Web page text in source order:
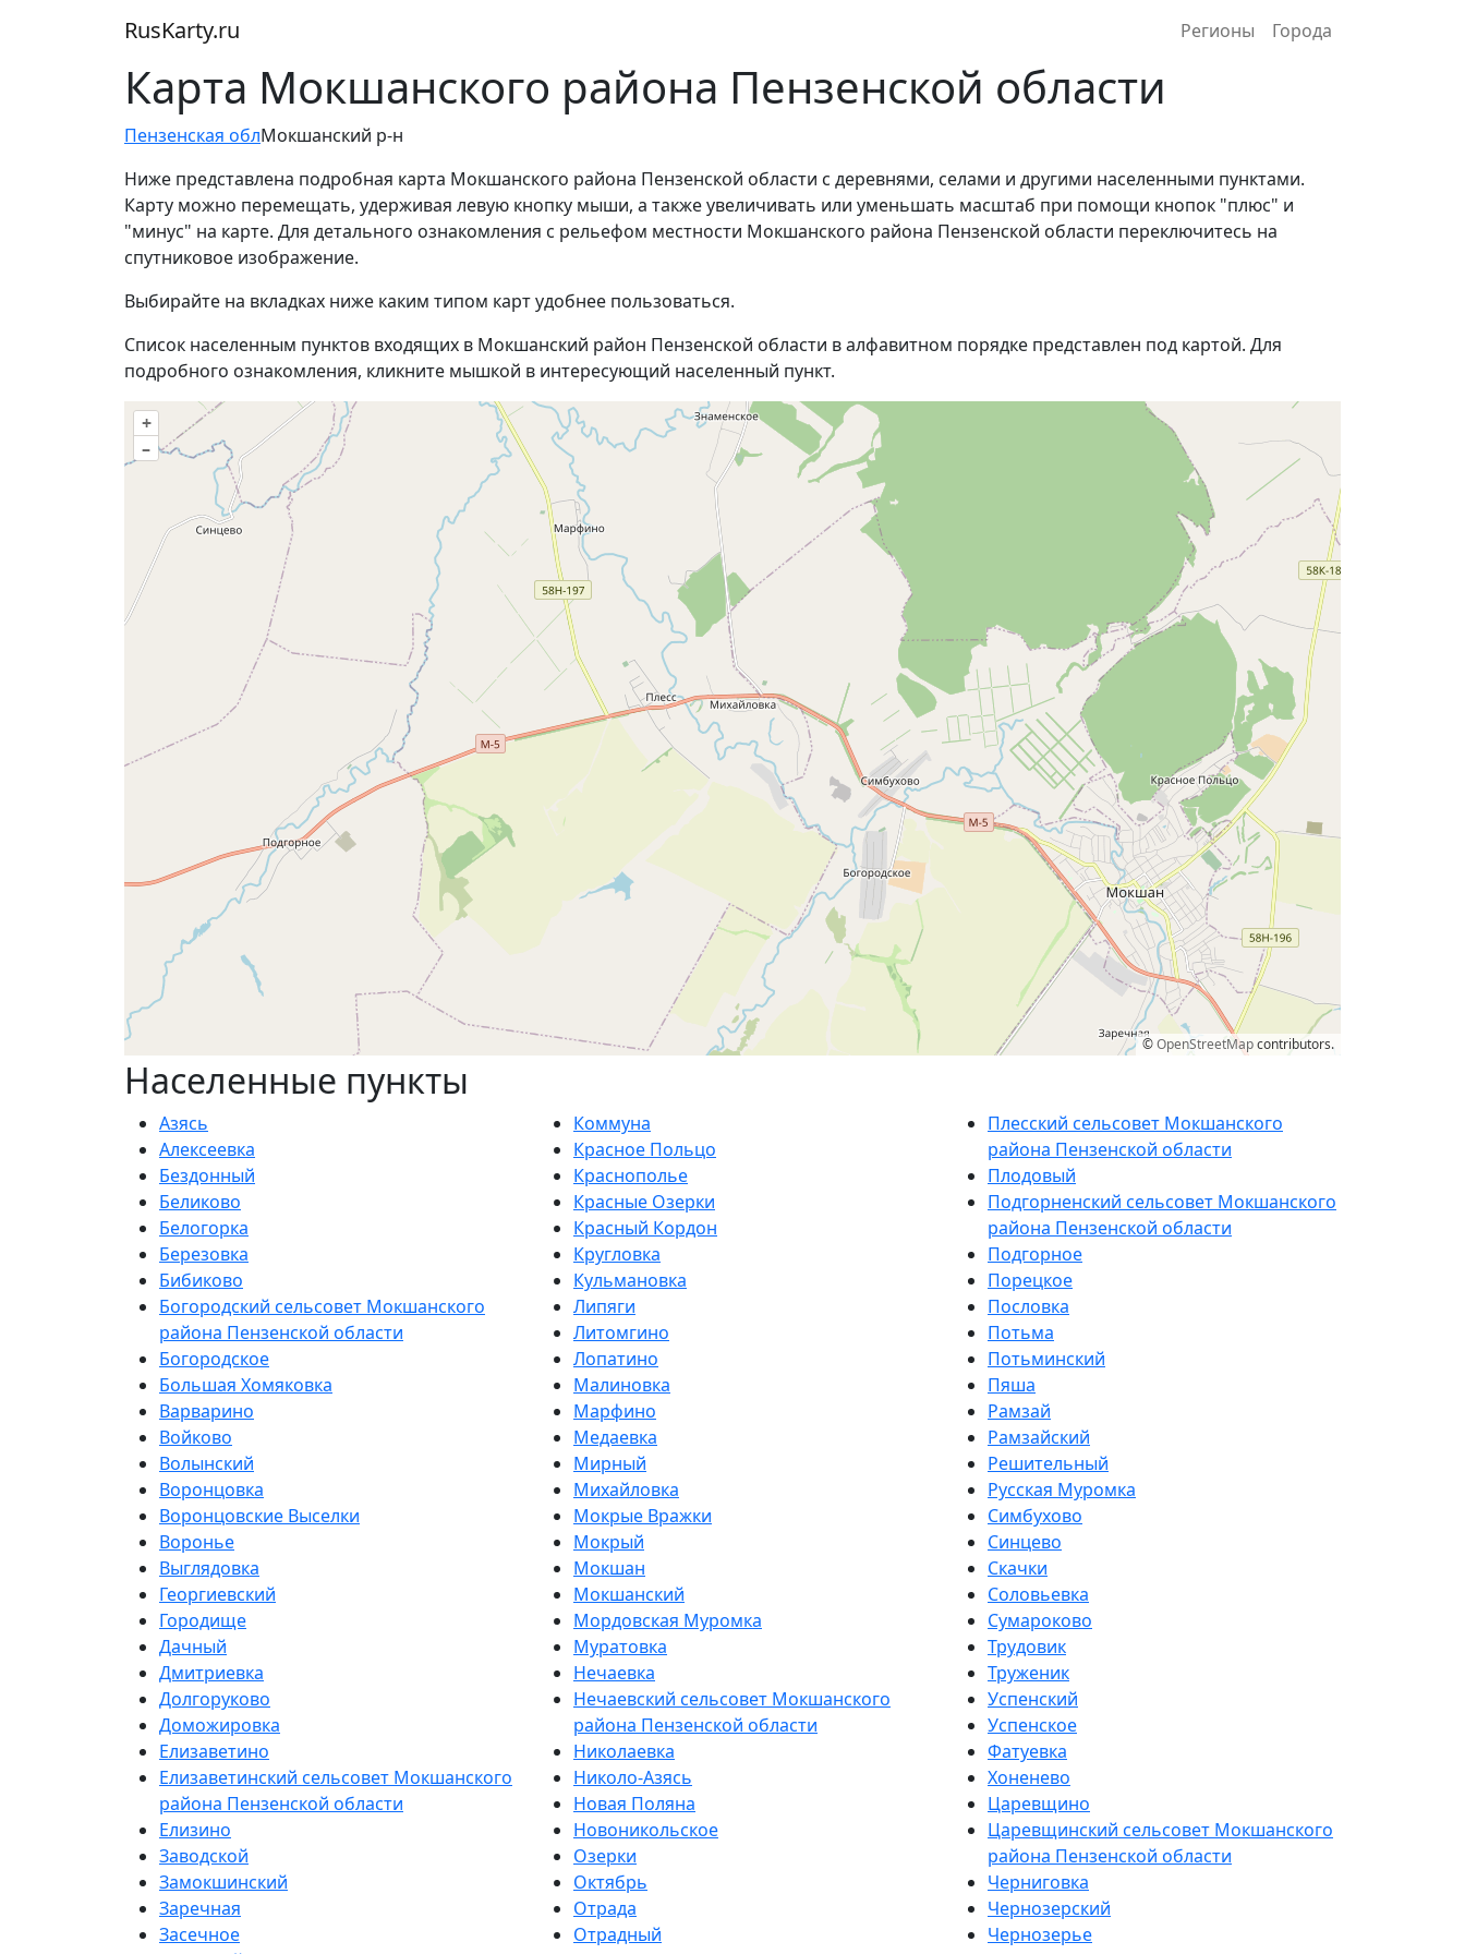
RusKarty.ru Регионы Города
Карта Мокшанского района Пензенской области
Пензенская облМокшанский р-н
Ниже представлена подробная карта Мокшанского района Пензенской области с деревнями, селами и другими населенными пунктами.
Карту можно перемещать, удерживая левую кнопку мыши, а также увеличивать или уменьшать масштаб при помощи кнопок "плюс" и
"минус" на карте. Для детального ознакомления с рельефом местности Мокшанского района Пензенской области переключитесь на
спутниковое изображение.
Выбирайте на вкладках ниже каким типом карт удобнее пользоваться.
Список населенным пунктов входящих в Мокшанский район Пензенской области в алфавитном порядке представлен под картой. Для
подробного ознакомления, кликните мышкой в интересующий населенный пункт.
+
–
©OpenStreetMapcontributors.
Населенные пункты
Азясь
Алексеевка
Бездонный
Беликово
Белогорка
Березовка
Бибиково
Богородский сельсовет Мокшанского
района Пензенской области
Богородское
Большая Хомяковка
Варварино
Войково
Волынский
Воронцовка
Воронцовские Выселки
Воронье
Выглядовка
Георгиевский
Городище
Дачный
Дмитриевка
Долгоруково
Доможировка
Елизаветино
Елизаветинский сельсовет Мокшанского
района Пензенской области
Елизино
Заводской
Замокшинский
Заречная
Засечное
Коммуна
Красное Польцо
Краснополье
Красные Озерки
Красный Кордон
Кругловка
Кульмановка
Липяги
Литомгино
Лопатино
Малиновка
Марфино
Медаевка
Мирный
Михайловка
Мокрые Вражки
Мокрый
Мокшан
Мокшанский
Мордовская Муромка
Муратовка
Нечаевка
Нечаевский сельсовет Мокшанского
района Пензенской области
Николаевка
Николо-Азясь
Новая Поляна
Новоникольское
Озерки
Октябрь
Отрада
Отрадный
Плесский сельсовет Мокшанского
района Пензенской области
Плодовый
Подгорненский сельсовет Мокшанского
района Пензенской области
Подгорное
Порецкое
Пословка
Потьма
Потьминский
Пяша
Рамзай
Рамзайский
Решительный
Русская Муромка
Симбухово
Синцево
Скачки
Соловьевка
Сумароково
Трудовик
Труженик
Успенский
Успенское
Фатуевка
Хоненево
Царевщино
Царевщинский сельсовет Мокшанского
района Пензенской области
Черниговка
Чернозерский
Чернозерье